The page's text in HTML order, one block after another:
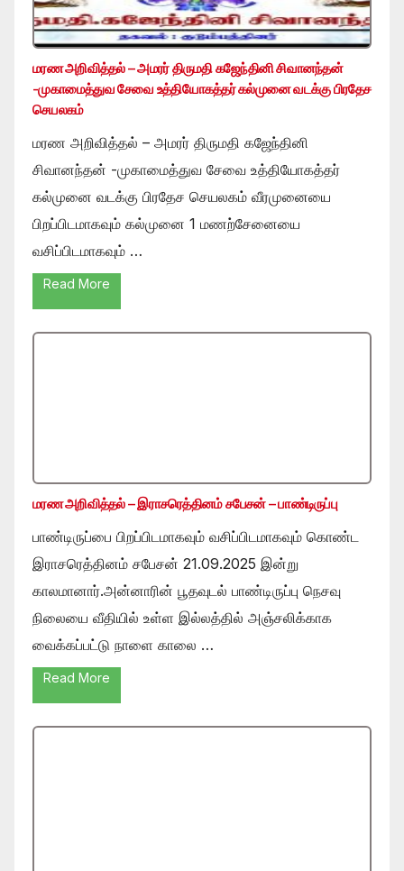
மரண அறிவித்தல் – அமரர் திருமதி கஜேந்தினி சிவானந்தன்
-முகாமைத்துவ சேவை உத்தியோகத்தர் கல்முனை வடக்கு பிரதேச
செயலகம்
மரண அறிவித்தல் – அமரர் திருமதி கஜேந்தினி
சிவானந்தன் -முகாமைத்துவ சேவை உத்தியோகத்தர்
கல்முனை வடக்கு பிரதேச செயலகம் வீரமுனையை
பிறப்பிடமாகவும் கல்முனை 1 மணற்சேனையை
வசிப்பிடமாகவும் …
Read More
மரண அறிவித்தல் – இராசரெத்தினம் சபேசன் – பாண்டிருப்பு
பாண்டிருப்பை பிறப்பிடமாகவும் வசிப்பிடமாகவும் கொண்ட
இராசரெத்தினம் சபேசன் 21.09.2025 இன்று
காலமானார்.அன்னாரின் பூதவுடல் பாண்டிருப்பு நெசவு
நிலையை வீதியில் உள்ள இல்லத்தில் அஞ்சலிக்காக
வைக்கப்பட்டு நாளை காலை …
Read More